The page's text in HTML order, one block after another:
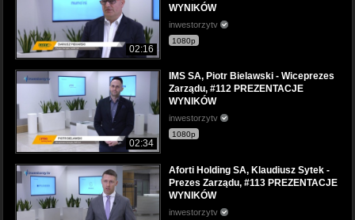
02:16
WYNIKÓW
inwestorzytv
1080p
02:34
IMS SA, Piotr Bielawski - Wiceprezes
Zarządu, #112 PREZENTACJE
WYNIKÓW
inwestorzytv
1080p
Aforti Holding SA, Klaudiusz Sytek -
Prezes Zarządu, #113 PREZENTACJE
WYNIKÓW
inwestorzytv